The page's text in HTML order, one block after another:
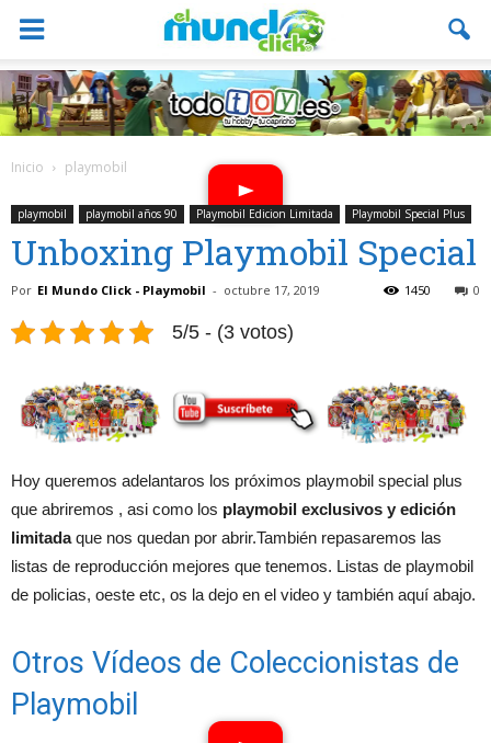
Inicio playmobil
playmobil playmobil años 90 Playmobil Edicion Limitada Playmobil Special Plus
Unboxing Playmobil Special
Por El Mundo Click - Playmobil - octubre 17, 2019 0
1450
5/5 - (3 votos)
Hoy queremos adelantaros los próximos playmobil special plus
que abriremos , asi como los playmobil exclusivos y edición
limitadaque nos quedan por abrir.También repasaremos las
listas de reproducción mejores que tenemos. Listas de playmobil
de policias, oeste etc, os la dejo en el video y también aquí abajo.
Otros Vídeos de Coleccionistas de
Playmobil